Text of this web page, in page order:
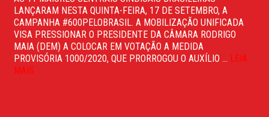
LANÇARAM NESTA QUINTA-FEIRA, 17 DE SETEMBRO, A
CAMPANHA #600PELOBRASIL. A MOBILIZAÇÃO UNIFICADA
VISA PRESSIONAR O PRESIDENTE DA CÂMARA RODRIGO
MAIA (DEM) A COLOCAR EM VOTAÇÃO A MEDIDA
PROVISÓRIA 1000/2020, QUE PRORROGOU O AUXÍLIO ... LEIA
MAIS